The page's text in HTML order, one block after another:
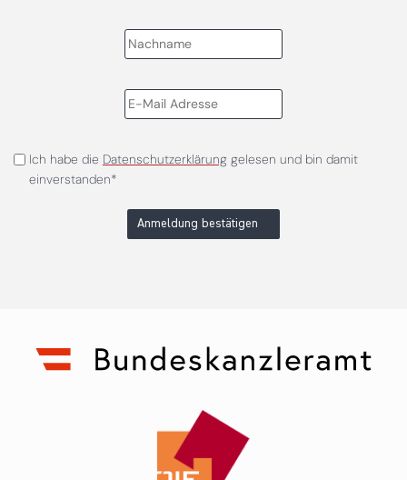
Ich habe die Datenschutzerklärunggelesen und bin damit
einverstanden*
Anmeldung bestätigen